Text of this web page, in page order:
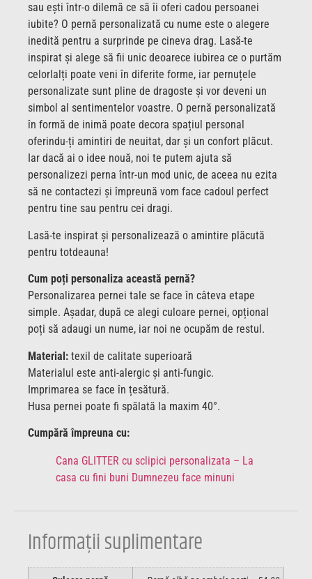
sau ești într-o dilemă ce să îi oferi cadou persoanei
iubite? O pernă personalizată cu nume este o alegere
inedită pentru a surprinde pe cineva drag. Lasă-te
inspirat și alege să fii unic deoarece iubirea ce o purtăm
celorlalți poate veni în diferite forme, iar pernuțele
personalizate sunt pline de dragoste și vor deveni un
simbol al sentimentelor voastre. O pernă personalizată
în formă de inimă poate decora spațiul personal
oferindu-ți amintiri de neuitat, dar și un confort plăcut.
Iar dacă ai o idee nouă, noi te putem ajuta să
personalizezi perna într-un mod unic, de aceea nu ezita
să ne contactezi și împreună vom face cadoul perfect
pentru tine sau pentru cei dragi.
Lasă-te inspirat și personalizează o amintire plăcută
pentru totdeauna!
Cum poți personaliza această pernă?
Personalizarea pernei tale se face în câteva etape
simple. Așadar, după ce alegi culoare pernei, opțional
poți să adaugi un nume, iar noi ne ocupăm de restul.
Material: texil de calitate superioară
Materialul este anti-alergic și anti-fungic.
Imprimarea se face în țesătură.
Husa pernei poate fi spălată la maxim 40°.
Cumpără împreuna cu:
Cana GLITTER cu sclipici personalizata – La
casa cu fini buni Dumnezeu face minuni
Informații suplimentare